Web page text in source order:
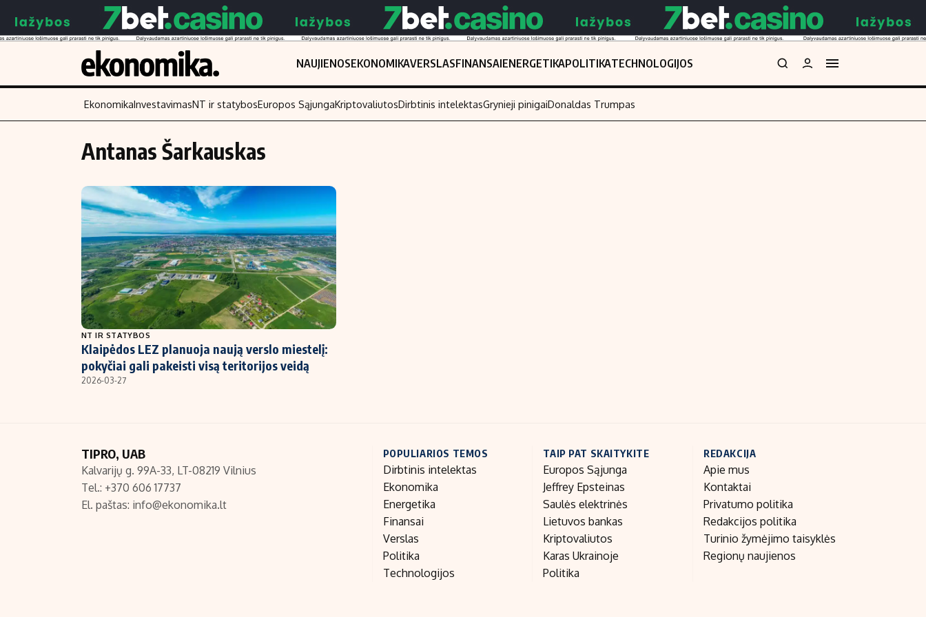
NAUJIENOSEKONOMIKAVERSLASFINANSAIENERGETIKAPOLITIKATECHNOLOGIJOS
Turinys
Naujienos
Aplinka
Verslas
Energetika
Ekonomika
Politika
NT ir statybos
Skaitykite
Finansai
Įmonės
Žemės ūkis
Technologijos
Laisvalaikis
EkonomikaInvestavimasNT ir statybosEuropos SąjungaKriptovaliutosDirbtinis intelektasGrynieji pinigaiDonaldas Trumpas
Antanas Šarkauskas
NT IR STATYBOS
Klaipėdos LEZ planuoja naują verslo miestelį:
pokyčiai gali pakeisti visą teritorijos veidą
2026-03-27
TIPRO, UAB
Kalvarijų g. 99A-33, LT-08219 Vilnius
Tel.: +370 606 17737
El. paštas: info@ekonomika.lt
POPULIARIOS TEMOS
Dirbtinis intelektas
Ekonomika
Energetika
Finansai
Verslas
Politika
Technologijos
TAIP PAT SKAITYKITE
Europos Sąjunga
Jeffrey Epsteinas
Saulės elektrinės
Lietuvos bankas
Kriptovaliutos
Karas Ukrainoje
Politika
REDAKCIJA
Apie mus
Kontaktai
Privatumo politika
Redakcijos politika
Turinio žymėjimo taisyklės
Regionų naujienos